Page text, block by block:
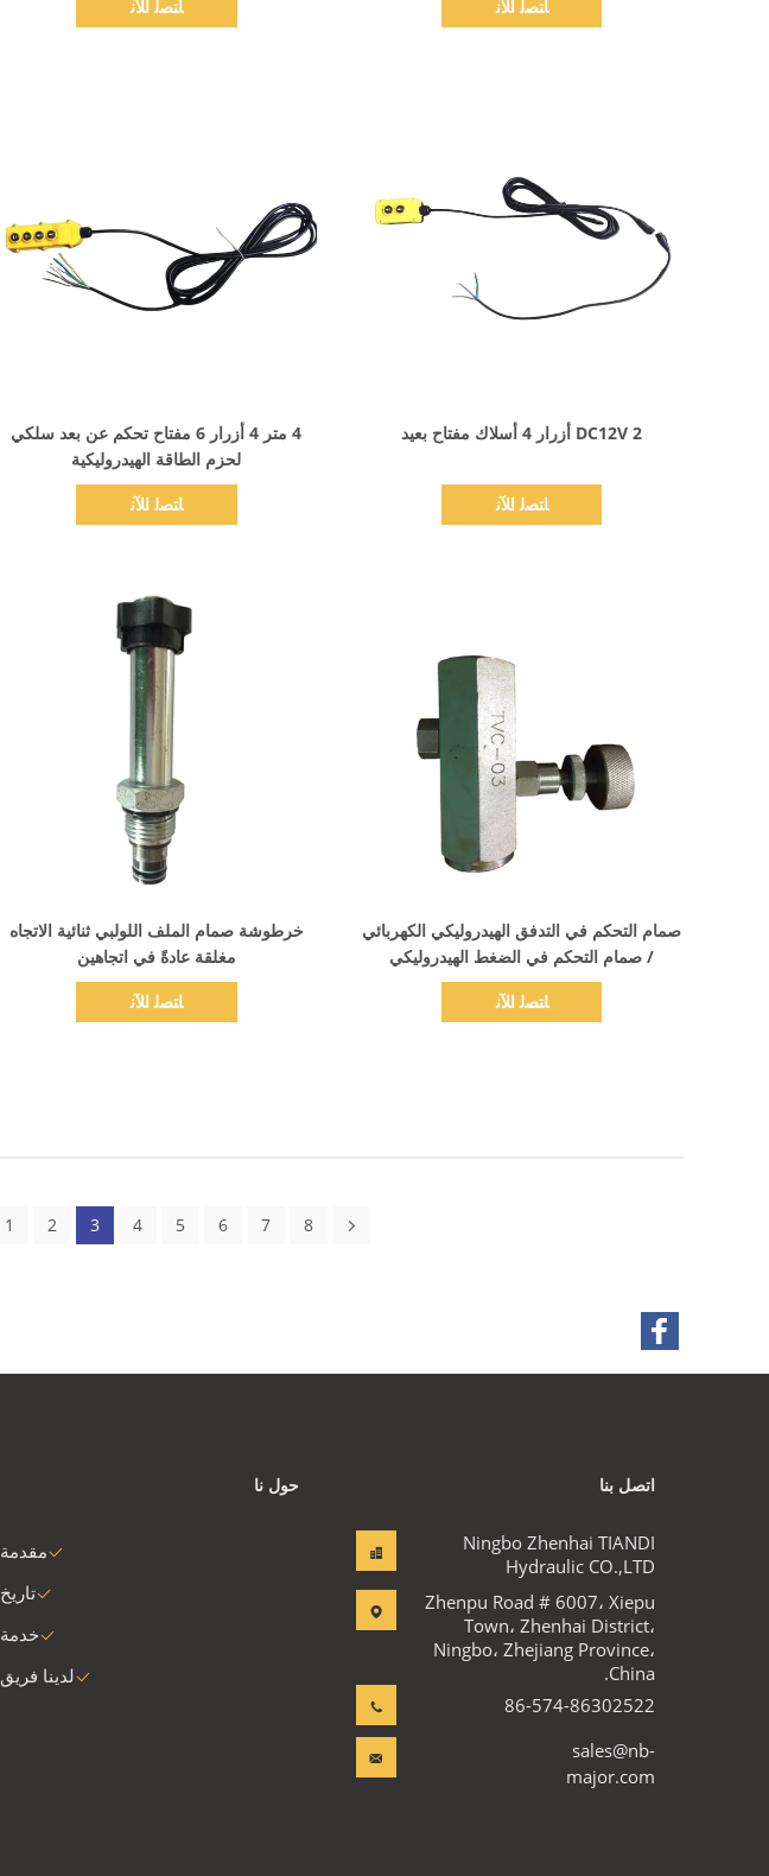
ﺎﺘﺼﻟ ﺍﻶﻧ
ﺎﺘﺼﻟ ﺍﻶﻧ
4 متر 4 أزرار 6 مفتاح تحكم عن بعد سلكي
لحزم الطاقة الهيدروليكية
ﺎﺘﺼﻟ ﺍﻶﻧ
اظهر التفاصيل
DC12V 2 أزرار 4 أسلاك مفتاح بعيد
ﺎﺘﺼﻟ ﺍﻶﻧ
خرطوشة صمام الملف اللولبي ثنائية الاتجاه
مغلقة عادةً في اتجاهين
ﺎﺘﺼﻟ ﺍﻶﻧ
صمام التحكم في التدفق الهيدروليكي الكهربائي
/ صمام التحكم في الضغط الهيدروليكي
ﺎﺘﺼﻟ ﺍﻶﻧ
1 2 3 4 5 6 7 8
حول نا
مقدمة
تاريخ
خدمة
لدينا فريق
اتصل بنا
Ningbo Zhenhai TIANDI
Hydraulic CO.,LTD
Zhenpu Road # 6007، Xiepu
Town، Zhenhai District،
Ningbo، Zhejiang Province،
China.
86-574-86302522
sales@nb-
major.com